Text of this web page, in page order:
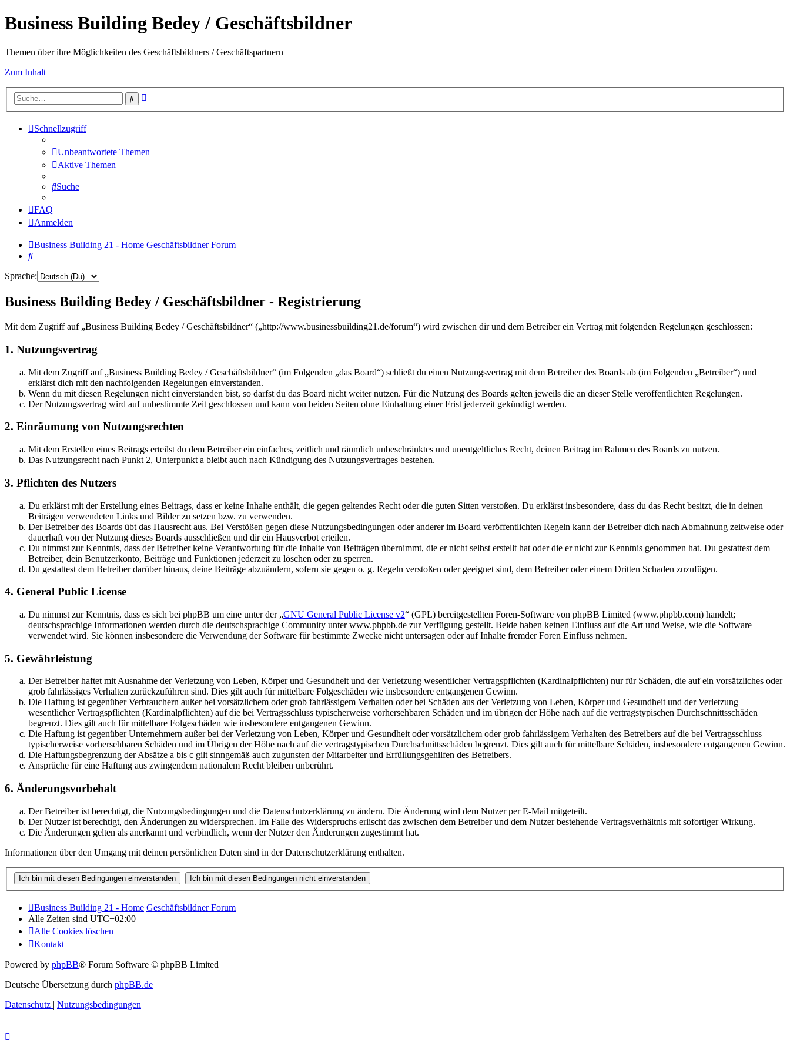
Business Building Bedey / Geschäftsbildner
Themen über ihre Möglichkeiten des Geschäftsbildners / Geschäftspartnern
Zum Inhalt
Suche
Schnellzugriff
Unbeantwortete Themen
Aktive Themen
Suche
FAQ
Anmelden
Business Building 21 - Home Geschäftsbildner Forum
Suche
Sprache:
Business Building Bedey / Geschäftsbildner - Registrierung
Mit dem Zugriff auf „Business Building Bedey / Geschäftsbildner“ („http://www.businessbuilding21.de/forum“) wird zwischen dir und dem Betreiber ein Vertrag mit folgenden Regelungen geschlossen:
1. Nutzungsvertrag
Mit dem Zugriff auf „Business Building Bedey / Geschäftsbildner“ (im Folgenden „das Board“) schließt du einen Nutzungsvertrag mit dem Betreiber des Boards ab (im Folgenden „Betreiber“) und
erklärst dich mit den nachfolgenden Regelungen einverstanden.
Wenn du mit diesen Regelungen nicht einverstanden bist, so darfst du das Board nicht weiter nutzen. Für die Nutzung des Boards gelten jeweils die an dieser Stelle veröffentlichten Regelungen.
Der Nutzungsvertrag wird auf unbestimmte Zeit geschlossen und kann von beiden Seiten ohne Einhaltung einer Frist jederzeit gekündigt werden.
2. Einräumung von Nutzungsrechten
Mit dem Erstellen eines Beitrags erteilst du dem Betreiber ein einfaches, zeitlich und räumlich unbeschränktes und unentgeltliches Recht, deinen Beitrag im Rahmen des Boards zu nutzen.
Das Nutzungsrecht nach Punkt 2, Unterpunkt a bleibt auch nach Kündigung des Nutzungsvertrages bestehen.
3. Pflichten des Nutzers
Du erklärst mit der Erstellung eines Beitrags, dass er keine Inhalte enthält, die gegen geltendes Recht oder die guten Sitten verstoßen. Du erklärst insbesondere, dass du das Recht besitzt, die in deinen
Beiträgen verwendeten Links und Bilder zu setzen bzw. zu verwenden.
Der Betreiber des Boards übt das Hausrecht aus. Bei Verstößen gegen diese Nutzungsbedingungen oder anderer im Board veröffentlichten Regeln kann der Betreiber dich nach Abmahnung zeitweise oder
dauerhaft von der Nutzung dieses Boards ausschließen und dir ein Hausverbot erteilen.
Du nimmst zur Kenntnis, dass der Betreiber keine Verantwortung für die Inhalte von Beiträgen übernimmt, die er nicht selbst erstellt hat oder die er nicht zur Kenntnis genommen hat. Du gestattest dem
Betreiber, dein Benutzerkonto, Beiträge und Funktionen jederzeit zu löschen oder zu sperren.
Du gestattest dem Betreiber darüber hinaus, deine Beiträge abzuändern, sofern sie gegen o. g. Regeln verstoßen oder geeignet sind, dem Betreiber oder einem Dritten Schaden zuzufügen.
4. General Public License
Du nimmst zur Kenntnis, dass es sich bei phpBB um eine unter der „GNU General Public License v2“ (GPL) bereitgestellten Foren-Software von phpBB Limited (www.phpbb.com) handelt;
deutschsprachige Informationen werden durch die deutschsprachige Community unter www.phpbb.de zur Verfügung gestellt. Beide haben keinen Einfluss auf die Art und Weise, wie die Software
verwendet wird. Sie können insbesondere die Verwendung der Software für bestimmte Zwecke nicht untersagen oder auf Inhalte fremder Foren Einfluss nehmen.
5. Gewährleistung
Der Betreiber haftet mit Ausnahme der Verletzung von Leben, Körper und Gesundheit und der Verletzung wesentlicher Vertragspflichten (Kardinalpflichten) nur für Schäden, die auf ein vorsätzliches oder
grob fahrlässiges Verhalten zurückzuführen sind. Dies gilt auch für mittelbare Folgeschäden wie insbesondere entgangenen Gewinn.
Die Haftung ist gegenüber Verbrauchern außer bei vorsätzlichem oder grob fahrlässigem Verhalten oder bei Schäden aus der Verletzung von Leben, Körper und Gesundheit und der Verletzung
wesentlicher Vertragspflichten (Kardinalpflichten) auf die bei Vertragsschluss typischerweise vorhersehbaren Schäden und im übrigen der Höhe nach auf die vertragstypischen Durchschnittsschäden
begrenzt. Dies gilt auch für mittelbare Folgeschäden wie insbesondere entgangenen Gewinn.
Die Haftung ist gegenüber Unternehmern außer bei der Verletzung von Leben, Körper und Gesundheit oder vorsätzlichem oder grob fahrlässigem Verhalten des Betreibers auf die bei Vertragsschluss
typischerweise vorhersehbaren Schäden und im Übrigen der Höhe nach auf die vertragstypischen Durchschnittsschäden begrenzt. Dies gilt auch für mittelbare Schäden, insbesondere entgangenen Gewinn.
Die Haftungsbegrenzung der Absätze a bis c gilt sinngemäß auch zugunsten der Mitarbeiter und Erfüllungsgehilfen des Betreibers.
Ansprüche für eine Haftung aus zwingendem nationalem Recht bleiben unberührt.
6. Änderungsvorbehalt
Der Betreiber ist berechtigt, die Nutzungsbedingungen und die Datenschutzerklärung zu ändern. Die Änderung wird dem Nutzer per E-Mail mitgeteilt.
Der Nutzer ist berechtigt, den Änderungen zu widersprechen. Im Falle des Widerspruchs erlischt das zwischen dem Betreiber und dem Nutzer bestehende Vertragsverhältnis mit sofortiger Wirkung.
Die Änderungen gelten als anerkannt und verbindlich, wenn der Nutzer den Änderungen zugestimmt hat.
Informationen über den Umgang mit deinen persönlichen Daten sind in der Datenschutzerklärung enthalten.
Business Building 21 - Home Geschäftsbildner Forum
Alle Zeiten sind UTC+02:00
Alle Cookies löschen
Kontakt
Powered by phpBB® Forum Software © phpBB Limited
Deutsche Übersetzung durch phpBB.de
Datenschutz | Nutzungsbedingungen